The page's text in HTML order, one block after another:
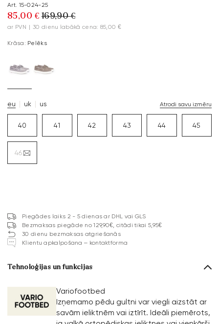
Art. 15-024-25
85,00 € 169,90 €
ar PVN | 30 dienu labākā cena: 85,00 €
Krāsa: Pelēks
eu uk us Atrodi savu izmēru
40 41 42 43 44 45
46
Piegādes laiks 2 - 5 dienas ar DHL vai GLS
Bezmaksas piegāde no 129,90€, citādi tikai 5,95€
30 dienu bezmaksas atgriešanās
Klientu apkalpošana – kontaktforma
Tehnoloģijas un funkcijas
Variofootbed
Izņemamo pēdu gultni var viegli aizstāt ar
savām ieliktnēm vai iztīrīt. Ideāli piemērots,